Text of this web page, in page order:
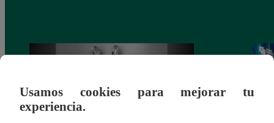
Usamos cookies para mejorar tu
experiencia.